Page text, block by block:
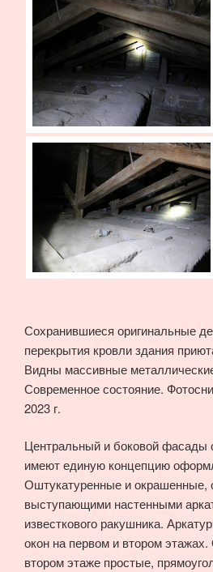
Сохранившиеся оригинальные
перекрытия кровли здания
Видны массивные
Современное состояние.
2023 г.
Центральный и боковой фасады
имеют единую концепцию
Оштукатуренные и окрашенные,
выступающими настенными
известкового ракушника.
окон на первом и втором
втором этаже простые,